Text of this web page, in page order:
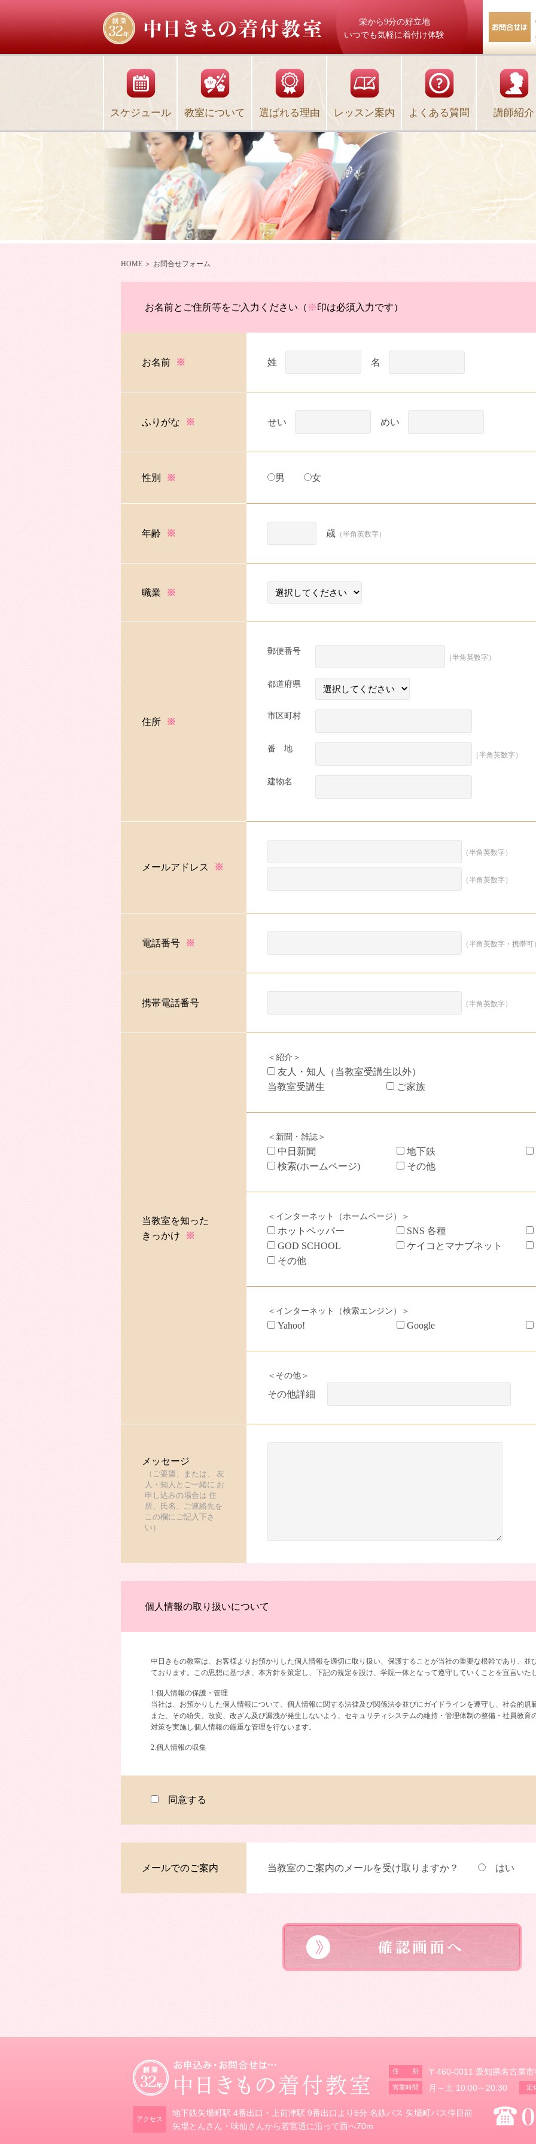
栄から9分の好立地
いつでも気軽に着付け体験
スケジュール 教室について 選ばれる理由 レッスン案内 よくある質問 講師紹介
HOME ＞ お問合せフォーム
お名前とご住所等をご入力ください（ ※印は必須入力です）
お名前 ※ 姓 名
ふりがな ※ せい めい
性別 ※ 男 女
年齢 ※ 歳 （半角英数字）
職業 ※
住所 ※
郵便番号
（半角英数字）
都道府県
市区町村
番 地
（半角英数字）
建物名
メールアドレス ※
（半角英数字）
（半角英数字）
電話番号 ※ （半角英数字・携帯可
携帯電話番号 （半角英数字）
当教室を知った
きっかけ
※
＜紹介＞
友人・知人（当教室受講生以外）
当教室受講生
ご家族
＜新聞・雑誌＞
中日新聞
地下鉄
検索(ホームページ)
その他
＜インターネット（ホームページ）＞
ホットペッパー
SNS 各種
GOD SCHOOL
ケイコとマナブネット
その他
＜インターネット（検索エンジン）＞
Yahoo! Google
＜その他＞
その他詳細
メッセージ
（ご要望、または、 友
人・知人とご一緒に お
申し込みの場合は 住
所、氏名、ご連絡先を
この欄にご記入下さ
い）
個人情報の取り扱いについて
中日きもの教室は、お客様よりお預かりした個人情報を適切に取り扱い、保護することが当社の重要な根幹であり、並
ております。この思想に基づき、本方針を策定し、下記の規定を設け、学院一体となって遵守していくことを宣言いた
1.個人情報の保護・管理
当社は、お預かりした個人情報について、個人情報に関する法律及び関係法令並びにガイドラインを遵守し、社会的規
また、その紛失、改変、改ざん及び漏洩が発生しないよう、セキュリティシステムの維持・管理体制の整備・社員教育
対策を実施し個人情報の厳重な管理を行ないます。
2.個人情報の収集
当社は、以下の目的で個人情報を利用します。
3.在学中及び卒業後に開催する催事・イベント情報の案内のため
同意する
メールでのご案内 当教室のご案内のメールを受け取りますか？ は
住 所 〒460-0011 愛知県名古屋
営業時間 月～土 10:00～20:30 定
アクセス
地下鉄矢場町駅 4番出口・上前津駅 9番出口より6分 名鉄バス 矢場町バス停目前
矢場とんさん・味仙さんから若宮通に沿って西へ70m